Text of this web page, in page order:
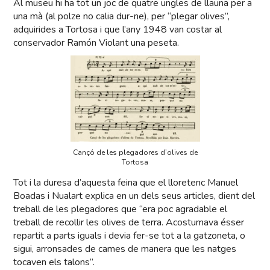
Al museu hi ha tot un joc de quatre ungles de llauna per a
una mà (al polze no calia dur-ne), per “plegar olives”,
adquirides a Tortosa i que l’any 1948 van costar al
conservador Ramón Violant una peseta.
Cançó de les plegadores d’olives de
Tortosa
Tot i la duresa d’aquesta feina que el lloretenc Manuel
Boadas i Nualart explica en un dels seus articles, dient del
treball de les plegadores que “era poc agradable el
treball de recollir les olives de terra. Acostumava ésser
repartit a parts iguals i devia fer-se tot a la gatzoneta, o
sigui, arronsades de cames de manera que les natges
tocaven els talons”.